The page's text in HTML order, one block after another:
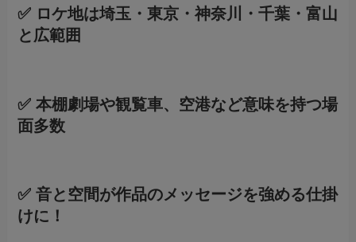
✅ ロケ地は埼玉・東京・神奈川・千葉・富山
と広範囲
✅ 本棚劇場や観覧車、空港など意味を持つ場
面多数
✅ 音と空間が作品のメッセージを強める仕掛
けに！